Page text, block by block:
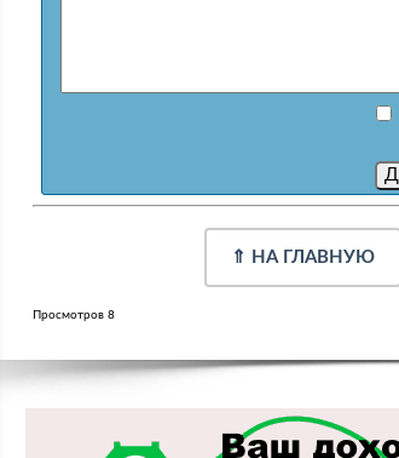
⇑ НА ГЛАВНУЮ
Просмотров 8